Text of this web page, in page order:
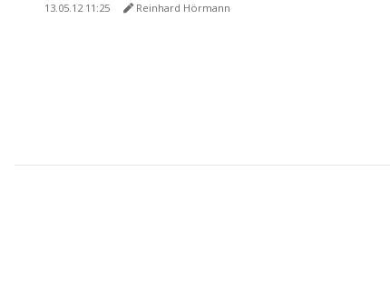
13.05.12 11:25 Reinhard Hörmann